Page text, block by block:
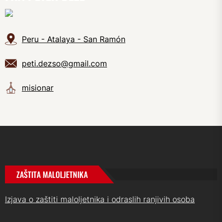
Peru - Atalaya - San Ramón
peti.dezso@gmail.com
misionar
ZAŠTITA MALOLJETNIKA
Izjava o zaštiti maloljetnika i odraslih ranjivih osoba